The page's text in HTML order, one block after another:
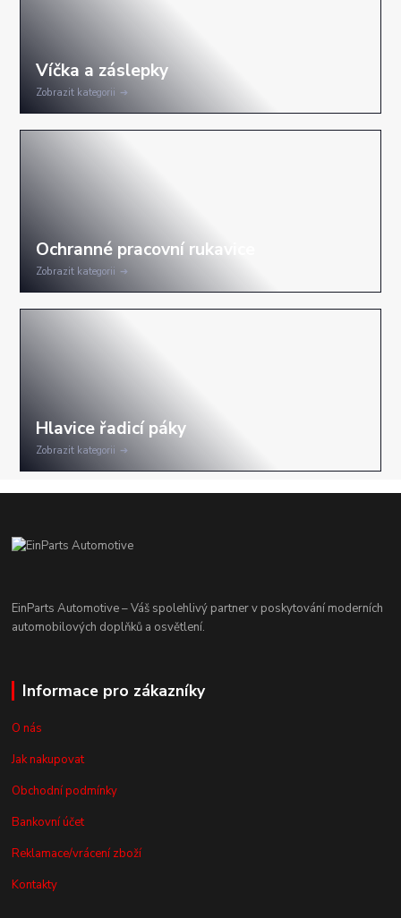
Zobrazit kategorii
Zobrazit kategorii
Zobrazit kategorii
EinParts Automotive – Váš spolehlivý partner v poskytování moderních
automobilových doplňků a osvětlení.
Informace pro zákazníky
O nás
Jak nakupovat
Obchodní podmínky
Bankovní účet
Reklamace/vrácení zboží
Kontakty